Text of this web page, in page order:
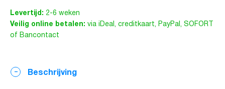
Beschrijving
Levertijd: 2-6 weken
Veilig online betalen: via iDeal, creditkaart, PayPal, SOFORT
of Bancontact